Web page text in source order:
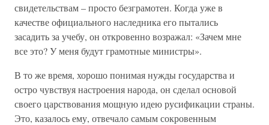
свидетельствам – просто безграмотен. Когда уже в
качестве официального наследника его пытались
засадить за учебу, он откровенно возражал: «Зачем мне
все это? У меня будут грамотные министры».
В то же время, хорошо понимая нужды государства и
остро чувствуя настроения народа, он сделал основой
своего царствования мощную идею русификации страны.
Это, казалось ему, отвечало самым сокровенным